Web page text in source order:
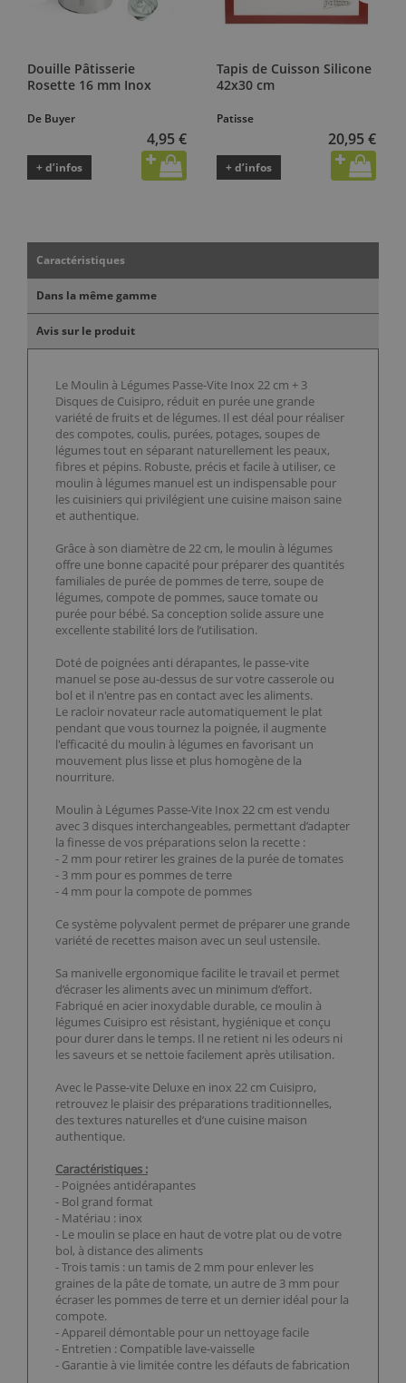
Douille Pâtisserie
Rosette 16 mm Inox
De Buyer
4,95 €
+ d’infos
Tapis de Cuisson Silicone
42x30 cm
Patisse
20,95 €
+ d’infos
Caractéristiques
Dans la même gamme
Avis sur le produit
Le Moulin à Légumes Passe-Vite Inox 22 cm + 3
Disques de Cuisipro, réduit en purée une grande
variété de fruits et de légumes. Il est déal pour réaliser
des compotes, coulis, purées, potages, soupes de
légumes tout en séparant naturellement les peaux,
fibres et pépins. Robuste, précis et facile à utiliser, ce
moulin à légumes manuel est un indispensable pour
les cuisiniers qui privilégient une cuisine maison saine
et authentique.
Grâce à son diamètre de 22 cm, le moulin à légumes
offre une bonne capacité pour préparer des quantités
familiales de purée de pommes de terre, soupe de
légumes, compote de pommes, sauce tomate ou
purée pour bébé. Sa conception solide assure une
excellente stabilité lors de l’utilisation.
Doté de poignées anti dérapantes, le passe-vite
manuel se pose au-dessus de sur votre casserole ou
bol et il n'entre pas en contact avec les aliments.
Le racloir novateur racle automatiquement le plat
pendant que vous tournez la poignée, il augmente
l'efficacité du moulin à légumes en favorisant un
mouvement plus lisse et plus homogène de la
nourriture.
Moulin à Légumes Passe-Vite Inox 22 cm est vendu
avec 3 disques interchangeables, permettant d’adapter
la finesse de vos préparations selon la recette :
- 2 mm pour retirer les graines de la purée de tomates
- 3 mm pour es pommes de terre
- 4 mm pour la compote de pommes
Ce système polyvalent permet de préparer une grande
variété de recettes maison avec un seul ustensile.
Sa manivelle ergonomique facilite le travail et permet
d’écraser les aliments avec un minimum d’effort.
Fabriqué en acier inoxydable durable, ce moulin à
légumes Cuisipro est résistant, hygiénique et conçu
pour durer dans le temps. Il ne retient ni les odeurs ni
les saveurs et se nettoie facilement après utilisation.
Avec le Passe-vite Deluxe en inox 22 cm Cuisipro,
retrouvez le plaisir des préparations traditionnelles,
des textures naturelles et d’une cuisine maison
authentique.
Caractéristiques :
- Poignées antidérapantes
- Bol grand format
- Matériau : inox
- Le moulin se place en haut de votre plat ou de votre
bol, à distance des aliments
- Trois tamis : un tamis de 2 mm pour enlever les
graines de la pâte de tomate, un autre de 3 mm pour
écraser les pommes de terre et un dernier idéal pour la
compote.
- Appareil démontable pour un nettoyage facile
- Entretien : Compatible lave-vaisselle
- Garantie à vie limitée contre les défauts de fabrication